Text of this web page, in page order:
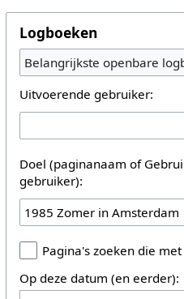
Logboeken
Belangrijkste openbare
Uitvoerende gebruiker:
Doel (paginanaam of
gebruiker):
Pagina's zoeken die
Op deze datum (en eerder):